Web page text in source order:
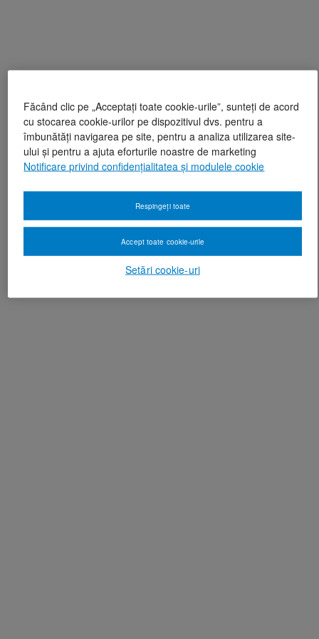
Făcând clic pe „Acceptați toate cookie-urile”, sunteți de acord
cu stocarea cookie-urilor pe dispozitivul dvs. pentru a
îmbunătăți navigarea pe site, pentru a analiza utilizarea site-
ului și pentru a ajuta eforturile noastre de marketing
Notificare privind confidențialitatea și modulele cookie
Setări cookie-uri
Respingeți toate
Accept toate cookie-urile